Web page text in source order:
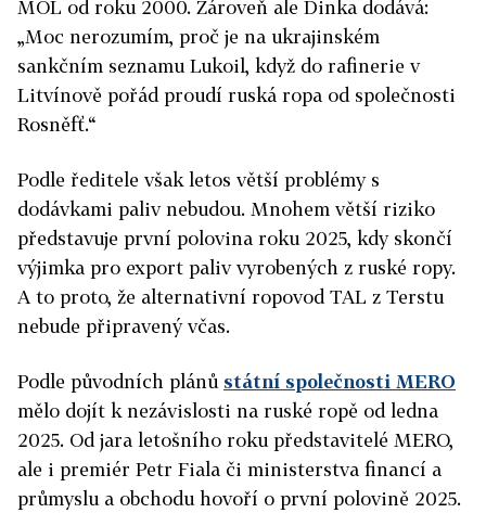
MOL od roku 2000. Zároveň ale Dinka dodává:
„Moc nerozumím, proč je na ukrajinském
sankčním seznamu Lukoil, když do rafinerie v
Litvínově pořád proudí ruská ropa od společnosti
Rosněfť.“
Podle ředitele však letos větší problémy s
dodávkami paliv nebudou. Mnohem větší riziko
představuje první polovina roku 2025, kdy skončí
výjimka pro export paliv vyrobených z ruské ropy.
A to proto, že alternativní ropovod TAL z Terstu
nebude připravený včas.
Podle původních plánů státní společnosti MERO
mělo dojít k nezávislosti na ruské ropě od ledna
2025. Od jara letošního roku představitelé MERO,
ale i premiér Petr Fiala či ministerstva financí a
průmyslu a obchodu hovoří o první polovině 2025.